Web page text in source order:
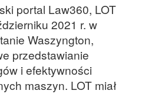
portal Law360, LOT
2021 r. w
Waszyngton,
przedstawianie
i efektywności
maszyn. LOT miał